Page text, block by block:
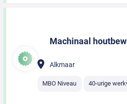
Machinaal
Alkmaar
MBO Niveau 40-urige